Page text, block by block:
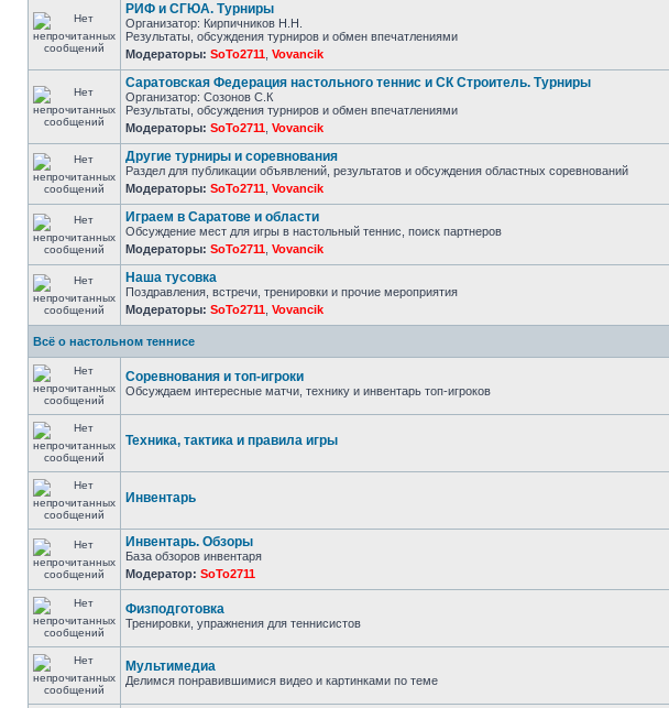
РИФ и СГЮА. Турниры
Организатор: Кирпичников Н.Н.
Результаты, обсуждения турниров и обмен впечатлениями
Модераторы: SoTo2711 Vovancik
Саратовская Федерация настольного теннис и СК Строитель. Турниры
Организатор: Созонов С.К
Результаты, обсуждения турниров и обмен впечатлениями
Модераторы: SoTo2711 Vovancik
Другие турниры и соревнования
Раздел для публикации объявлений, результатов и обсуждения областных соревнований
Модераторы: SoTo2711 Vovancik
Играем в Саратове и области
Обсуждение мест для игры в настольный теннис, поиск партнеров
Модераторы: SoTo2711 Vovancik
Наша тусовка
Поздравления, встречи, тренировки и прочие мероприятия
Модераторы: SoTo2711 Vovancik
Всё о настольном теннисе
Соревнования и топ-игроки
Обсуждаем интересные матчи, технику и инвентарь топ-игроков
Техника, тактика и правила игры
Инвентарь
Инвентарь. Обзоры
База обзоров инвентаря
Модератор: SoTo2711
Физподготовка
Тренировки, упражнения для теннисистов
Мультимедиа
Делимся понравившимися видео и картинками по теме